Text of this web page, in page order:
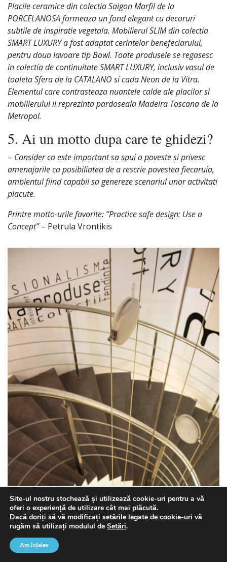
Placile ceramice din colectia Saigon Marfil de la
PORCELANOSA formeaza un fond elegant cu decoruri
subtile de inspiratie vegetala. Mobilierul SLIM din colectia
SMART LUXURY a fost adaptat cerintelor benefeciarului,
pentru doua lavoare tip Bowl. Toate produsele se regasesc
in colectia de continuitate SMART LUXURY, inclusiv vasul de
toaleta Sfera de la CATALANO si cada Neon de la Vitra.
Elementul care contrasteaza nuantele calde ale placilor si
mobilierului il reprezinta pardoseala Madeira Toscana de la
Metropol.
5. Ai un motto dupa care te ghidezi?
– Consider ca este important sa spui o poveste si privesc
amenajarile ca posibiliatea de a rescrie povestea fiecaruia,
ambientul fiind capabil sa genereze scenariul unor activitati
placute.
Printre motto-urile favorite: “Practice safe design: Use a
Concept”– Petrula Vrontikis
Site-ul nostru stochează și utilizează cookie-uri pentru a vă
oferi o experiență de utilizare cât mai plăcută.
Dacă doriți să vă modificați setările legate de cookie-uri vă
rugăm să utilizați modulul de Setări.
Am înțeles